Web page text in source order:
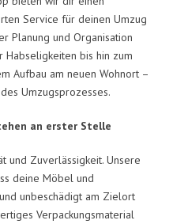
Service für deinen Umzug
Planung und Organisation
Habseligkeiten bis hin zum
Aufbau am neuen Wohnort –
Umzugsprozesses.
an erster Stelle
und Zuverlässigkeit. Unsere
deine Möbel und
unbeschädigt am Zielort
Verpackungsmaterial